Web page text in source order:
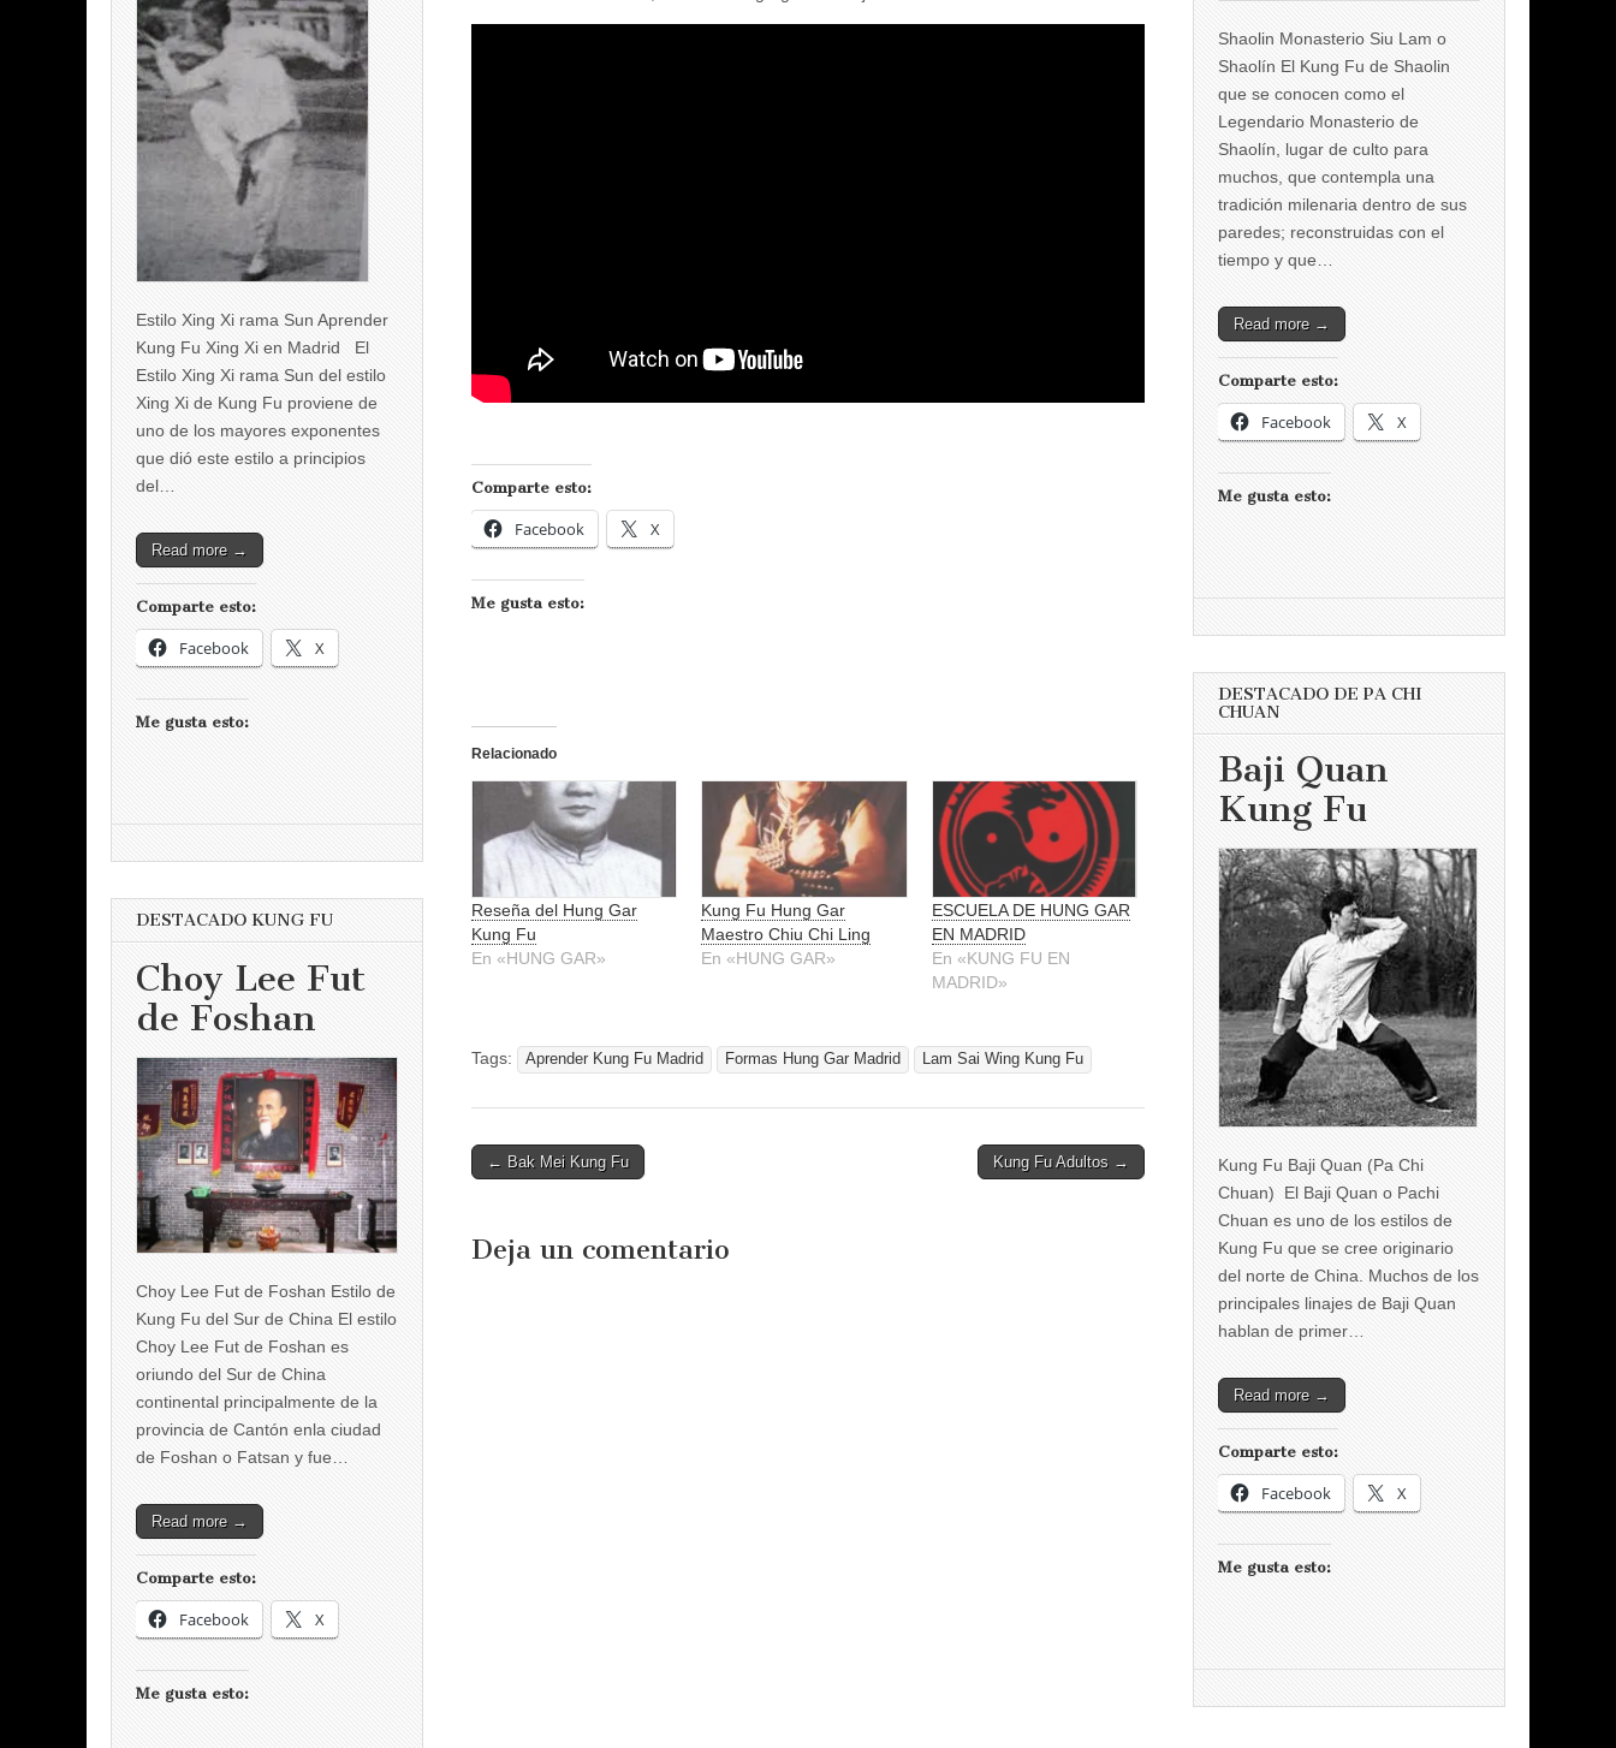
Comparte esto:
Facebook X
Me gusta esto:
Relacionado
Reseña del Hung Gar
Kung Fu
En «HUNG GAR»
Kung Fu Hung Gar
Maestro Chiu Chi Ling
En «HUNG GAR»
ESCUELA DE HUNG GAR
EN MADRID
En «KUNG FU EN
MADRID»
Tags: Aprender Kung Fu Madrid Formas Hung Gar Madrid Lam Sai Wing Kung Fu
Post
← Bak Mei Kung Fu Kung Fu Adultos →
Deja un comentario
Estilo Xing Xi rama Sun Aprender
Kung Fu Xing Xi en Madrid El
Estilo Xing Xi rama Sun del estilo
Xing Xi de Kung Fu proviene de
uno de los mayores exponentes
que dió este estilo a principios
del…
Read more →
Comparte esto:
Facebook X
Me gusta esto:
DESTACADO KUNG FU
Choy Lee Fut
de Foshan
Choy Lee Fut de Foshan Estilo de
Kung Fu del Sur de China El estilo
Choy Lee Fut de Foshan es
oriundo del Sur de China
continental principalmente de la
provincia de Cantón enla ciudad
de Foshan o Fatsan y fue…
Read more →
Comparte esto:
Facebook X
Me gusta esto:
Shaolin Monasterio Siu Lam o
Shaolín El Kung Fu de Shaolin
que se conocen como el
Legendario Monasterio de
Shaolín, lugar de culto para
muchos, que contempla una
tradición milenaria dentro de sus
paredes; reconstruidas con el
tiempo y que…
Read more →
Comparte esto:
Facebook X
Me gusta esto:
DESTACADO DE PA CHI
CHUAN
Baji Quan
Kung Fu
Kung Fu Baji Quan (Pa Chi
Chuan) El Baji Quan o Pachi
Chuan es uno de los estilos de
Kung Fu que se cree originario
del norte de China. Muchos de los
principales linajes de Baji Quan
hablan de primer…
Read more →
Comparte esto:
Facebook X
Me gusta esto: